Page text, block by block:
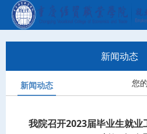
新闻动态
新闻动态 您
我院召开2023届毕业生就业